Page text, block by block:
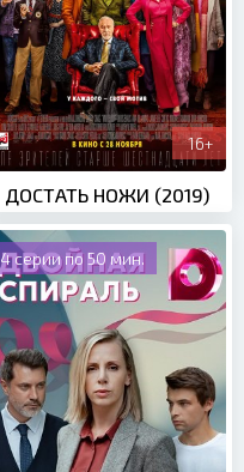
16+
ДОСТАТЬ НОЖИ (2019)
4 серии по 50 мин.